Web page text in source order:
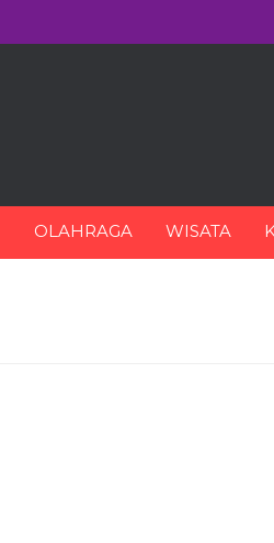
OLAHRAGA WISATA